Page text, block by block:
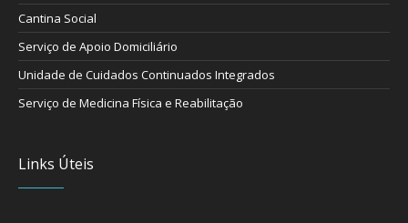
Cantina Social
Serviço de Apoio Domiciliário
Unidade de Cuidados Continuados Integrados
Serviço de Medicina Física e Reabilitação
Links Úteis